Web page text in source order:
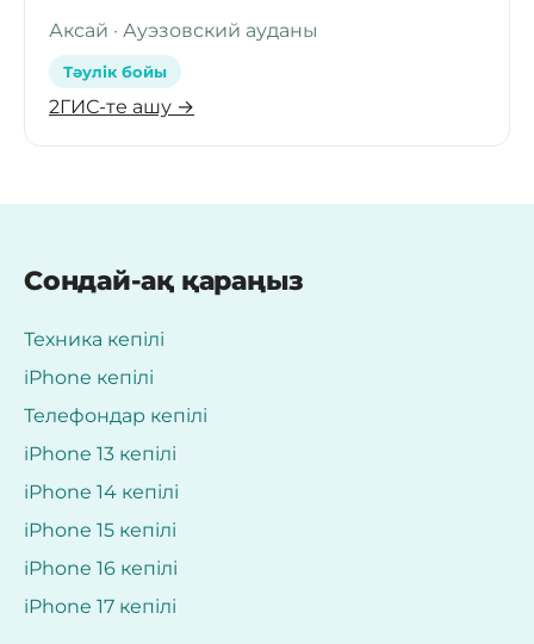
Аксай · Ауэзовский ауданы
Тәулік бойы
2ГИС-те ашу →
Сондай-ақ қараңыз
Техника кепілі
iPhone кепілі
Телефондар кепілі
iPhone 13 кепілі
iPhone 14 кепілі
iPhone 15 кепілі
iPhone 16 кепілі
iPhone 17 кепілі